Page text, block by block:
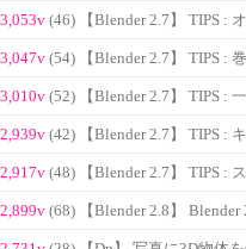
3,053v (46) 【Blender 2.7】 TIPS :
3,047v (54) 【Blender 2.7】 TIPS :
3,010v (52) 【Blender 2.7】 TIPS :
2,939v (42) 【Blender 2.7】 TIPS :
2,917v (48) 【Blender 2.7】 TIPS :
2,899v (68) 【Blender 2.8】 Blender